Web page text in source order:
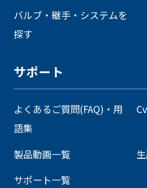
バルブ・継手・システムを
探す
サポート
よくあるご質問(FAQ)・用
語集
製品動画一覧
サポート一覧